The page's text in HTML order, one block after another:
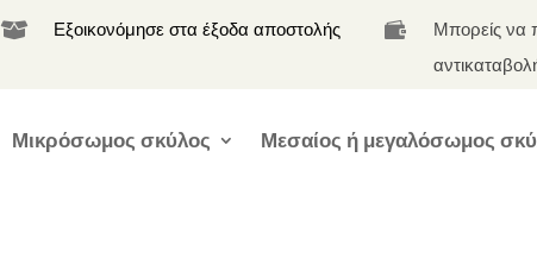
 Εξοικονόμησε στα έξοδα αποστολής 
Μπορείς να
Μικρόσωμος σκύλος Μεσαίος ή μεγαλόσωμος